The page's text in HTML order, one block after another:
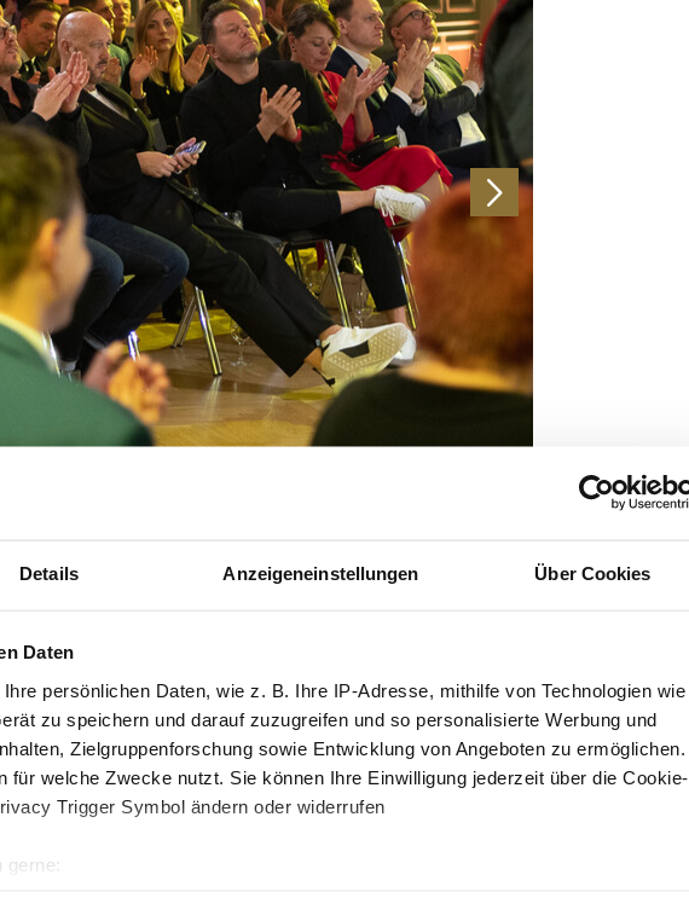
Details Anzeigeneinstellungen Über Cookies
Daten
persönlichen Daten, wie z. B. Ihre IP-Adresse, mithilfe von Technologien wie
zu speichern und darauf zuzugreifen und so personalisierte Werbung und
Zielgruppenforschung sowie Entwicklung von Angeboten zu ermöglichen.
für welche Zwecke nutzt. Sie können Ihre Einwilligung jederzeit über die Cookie-
Trigger Symbol ändern oder widerrufen
gerne:
Advertisement